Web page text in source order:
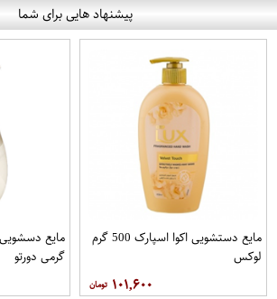
پیشنهاد هایی برای شما
مایع دستشویی اکوا اسپارک 500 گرم
لوکس
۱۰۱,۶۰۰
گرمی دورتو